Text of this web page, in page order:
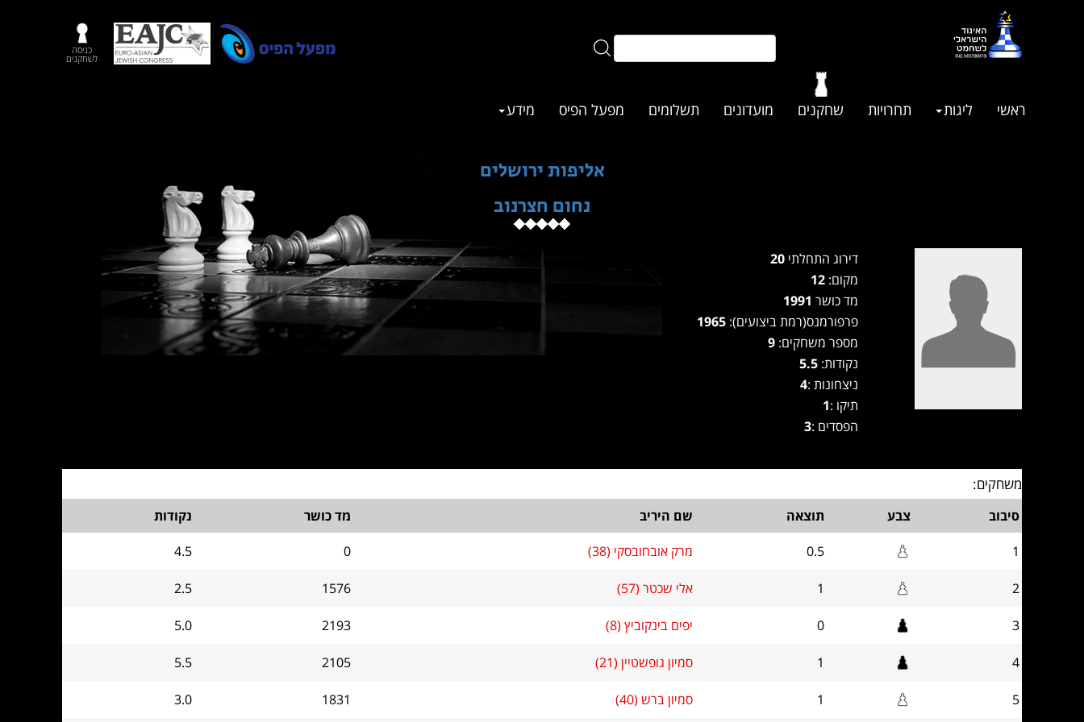
כניסה
לשחקנים
ראשי ליגות תחרויות שחקנים מועדונים תשלומים מפעל הפיס מידע
אליפות ירושלים
נחום חצרנוב
דירוג התחלתי 20
מקום: 12
מד כושר
פרפורמנס(רמת ביצועים): 1965
מספר משחקים: 9
נקודות:5.5
ניצחונות :4
תיקו :1
הפסדים :3
משחקים:
סיבוב צבע תוצאה שם היריב מד כושר
נקודות
1
0.5 מרק אובחובסקי (38) 0
4.5
2
1 אלי שכטר (57) 1576
2.5
3
0 יפים בינקוביץ (8) 2193
5.0
4
1 סמיון גופשטיין (21) 2105
5.5
5
1 סמיון ברש (40) 1831
3.0